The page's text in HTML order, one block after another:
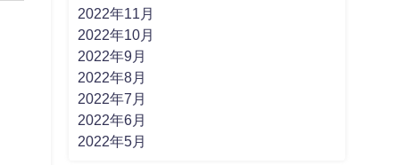
2022年11月
2022年10月
2022年9月
2022年8月
2022年7月
2022年6月
2022年5月